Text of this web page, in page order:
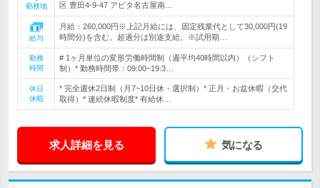
勤務地
区 豊田4-9-47 アピタ名古屋南…
給与
月給：260,000円※上記月給には、固定残業代として30,000円(19
時間分)を含む。超過分は別途支給。※試用期…
勤務
時間
# 1ヶ月単位の変形労働時間制（週平均40時間以内）（シフト
制）* 勤務時間帯：09:00~19:3…
休日
休暇
* 完全週休2日制（月7~10日休・選択制）* 正月・お盆休暇（交代
取得）* 連続休暇制度* 有給休…
求人詳細を見る 気になる